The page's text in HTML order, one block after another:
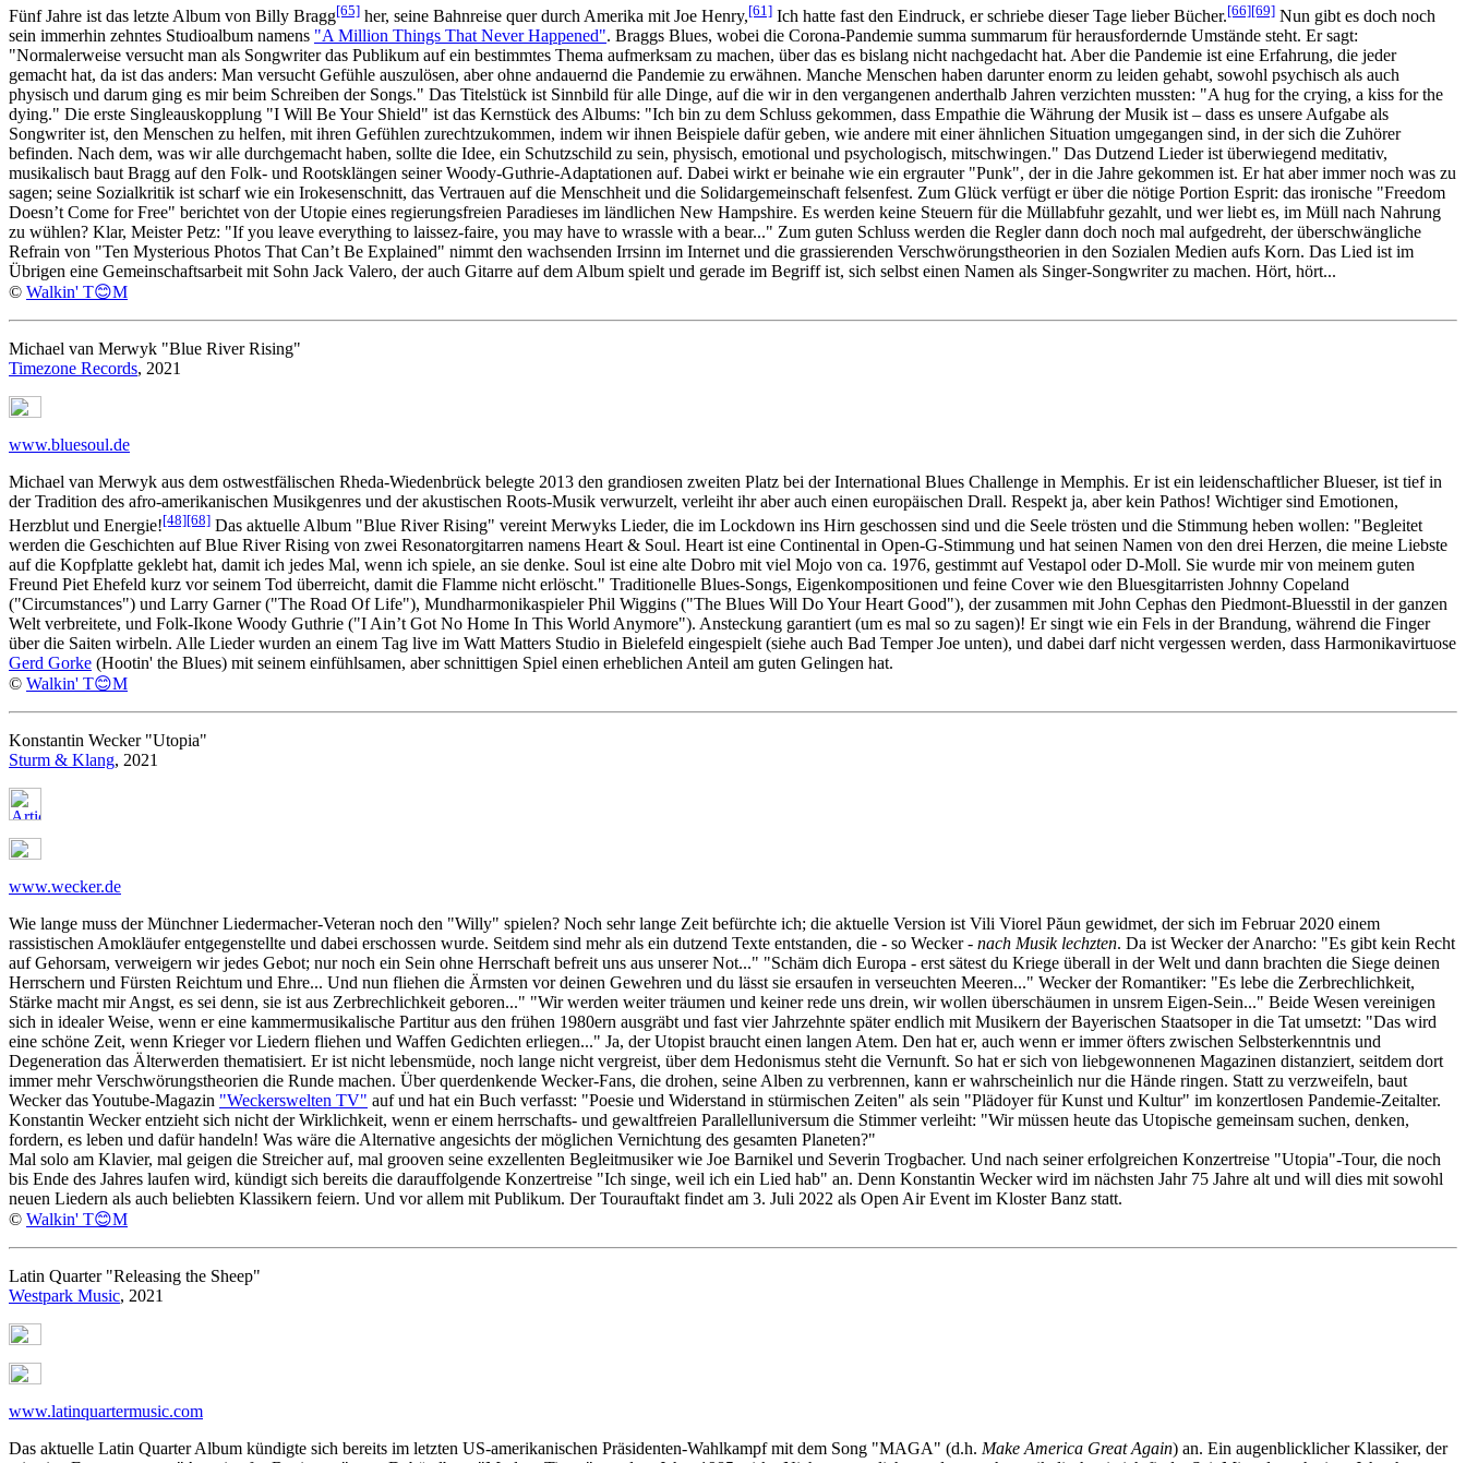
Fünf Jahre ist das letzte Album von Billy Bragg[65] her, seine Bahnreise quer durch Amerika mit Joe Henry,[61] Ich hatte fast den Eindruck, er schriebe dieser Tage lieber Bücher.[66][69] Nun gibt es doch noch
sein immerhin zehntes Studioalbum namens "A Million Things That Never Happened". Braggs Blues, wobei die Corona-Pandemie summa summarum für herausfordernde Umstände steht. Er sagt:
"Normalerweise versucht man als Songwriter das Publikum auf ein bestimmtes Thema aufmerksam zu machen, über das es bislang nicht nachgedacht hat. Aber die Pandemie ist eine Erfahrung, die jeder
gemacht hat, da ist das anders: Man versucht Gefühle auszulösen, aber ohne andauernd die Pandemie zu erwähnen. Manche Menschen haben darunter enorm zu leiden gehabt, sowohl psychisch als auch
physisch und darum ging es mir beim Schreiben der Songs." Das Titelstück ist Sinnbild für alle Dinge, auf die wir in den vergangenen anderthalb Jahren verzichten mussten: "A hug for the crying, a kiss for the
dying." Die erste Singleauskopplung "I Will Be Your Shield" ist das Kernstück des Albums: "Ich bin zu dem Schluss gekommen, dass Empathie die Währung der Musik ist – dass es unsere Aufgabe als
Songwriter ist, den Menschen zu helfen, mit ihren Gefühlen zurechtzukommen, indem wir ihnen Beispiele dafür geben, wie andere mit einer ähnlichen Situation umgegangen sind, in der sich die Zuhörer
befinden. Nach dem, was wir alle durchgemacht haben, sollte die Idee, ein Schutzschild zu sein, physisch, emotional und psychologisch, mitschwingen." Das Dutzend Lieder ist überwiegend meditativ,
musikalisch baut Bragg auf den Folk- und Rootsklängen seiner Woody-Guthrie-Adaptationen auf. Dabei wirkt er beinahe wie ein ergrauter "Punk", der in die Jahre gekommen ist. Er hat aber immer noch was zu
sagen; seine Sozialkritik ist scharf wie ein Irokesenschnitt, das Vertrauen auf die Menschheit und die Solidargemeinschaft felsenfest. Zum Glück verfügt er über die nötige Portion Esprit: das ironische "Freedom
Doesn’t Come for Free" berichtet von der Utopie eines regierungsfreien Paradieses im ländlichen New Hampshire. Es werden keine Steuern für die Müllabfuhr gezahlt, und wer liebt es, im Müll nach Nahrung
zu wühlen? Klar, Meister Petz: "If you leave everything to laissez-faire, you may have to wrassle with a bear..." Zum guten Schluss werden die Regler dann doch noch mal aufgedreht, der überschwängliche
Refrain von "Ten Mysterious Photos That Can’t Be Explained" nimmt den wachsenden Irrsinn im Internet und die grassierenden Verschwörungstheorien in den Sozialen Medien aufs Korn. Das Lied ist im
Übrigen eine Gemeinschaftsarbeit mit Sohn Jack Valero, der auch Gitarre auf dem Album spielt und gerade im Begriff ist, sich selbst einen Namen als Singer-Songwriter zu machen. Hört, hört...
© Walkin' T😊M
Michael van Merwyk "Blue River Rising"
Timezone Records, 2021
www.bluesoul.de
Michael van Merwyk aus dem ostwestfälischen Rheda-Wiedenbrück belegte 2013 den grandiosen zweiten Platz bei der International Blues Challenge in Memphis. Er ist ein leidenschaftlicher Blueser, ist tief in
der Tradition des afro-amerikanischen Musikgenres und der akustischen Roots-Musik verwurzelt, verleiht ihr aber auch einen europäischen Drall. Respekt ja, aber kein Pathos! Wichtiger sind Emotionen,
Herzblut und Energie![48][68] Das aktuelle Album "Blue River Rising" vereint Merwyks Lieder, die im Lockdown ins Hirn geschossen sind und die Seele trösten und die Stimmung heben wollen: "Begleitet
werden die Geschichten auf Blue River Rising von zwei Resonatorgitarren namens Heart & Soul. Heart ist eine Continental in Open-G-Stimmung und hat seinen Namen von den drei Herzen, die meine Liebste
auf die Kopfplatte geklebt hat, damit ich jedes Mal, wenn ich spiele, an sie denke. Soul ist eine alte Dobro mit viel Mojo von ca. 1976, gestimmt auf Vestapol oder D-Moll. Sie wurde mir von meinem guten
Freund Piet Ehefeld kurz vor seinem Tod überreicht, damit die Flamme nicht erlöscht." Traditionelle Blues-Songs, Eigenkompositionen und feine Cover wie den Bluesgitarristen Johnny Copeland
("Circumstances") und Larry Garner ("The Road Of Life"), Mundharmonikaspieler Phil Wiggins ("The Blues Will Do Your Heart Good"), der zusammen mit John Cephas den Piedmont-Bluesstil in der ganzen
Welt verbreitete, und Folk-Ikone Woody Guthrie ("I Ain’t Got No Home In This World Anymore"). Ansteckung garantiert (um es mal so zu sagen)! Er singt wie ein Fels in der Brandung, während die Finger
über die Saiten wirbeln. Alle Lieder wurden an einem Tag live im Watt Matters Studio in Bielefeld eingespielt (siehe auch Bad Temper Joe unten), und dabei darf nicht vergessen werden, dass Harmonikavirtuose
Gerd Gorke (Hootin' the Blues) mit seinem einfühlsamen, aber schnittigen Spiel einen erheblichen Anteil am guten Gelingen hat.
© Walkin' T😊M
Konstantin Wecker "Utopia"
Sturm & Klang, 2021
www.wecker.de
Wie lange muss der Münchner Liedermacher-Veteran noch den "Willy" spielen? Noch sehr lange Zeit befürchte ich; die aktuelle Version ist Vili Viorel Păun gewidmet, der sich im Februar 2020 einem
rassistischen Amokläufer entgegenstellte und dabei erschossen wurde. Seitdem sind mehr als ein dutzend Texte entstanden, die - so Wecker - nach Musik lechzten. Da ist Wecker der Anarcho: "Es gibt kein Recht
auf Gehorsam, verweigern wir jedes Gebot; nur noch ein Sein ohne Herrschaft befreit uns aus unserer Not..." "Schäm dich Europa - erst sätest du Kriege überall in der Welt und dann brachten die Siege deinen
Herrschern und Fürsten Reichtum und Ehre... Und nun fliehen die Ärmsten vor deinen Gewehren und du lässt sie ersaufen in verseuchten Meeren..." Wecker der Romantiker: "Es lebe die Zerbrechlichkeit,
Stärke macht mir Angst, es sei denn, sie ist aus Zerbrechlichkeit geboren..." "Wir werden weiter träumen und keiner rede uns drein, wir wollen überschäumen in unsrem Eigen-Sein..." Beide Wesen vereinigen
sich in idealer Weise, wenn er eine kammermusikalische Partitur aus den frühen 1980ern ausgräbt und fast vier Jahrzehnte später endlich mit Musikern der Bayerischen Staatsoper in die Tat umsetzt: "Das wird
eine schöne Zeit, wenn Krieger vor Liedern fliehen und Waffen Gedichten erliegen..." Ja, der Utopist braucht einen langen Atem. Den hat er, auch wenn er immer öfters zwischen Selbsterkenntnis und
Degeneration das Älterwerden thematisiert. Er ist nicht lebensmüde, noch lange nicht vergreist, über dem Hedonismus steht die Vernunft. So hat er sich von liebgewonnenen Magazinen distanziert, seitdem dort
immer mehr Verschwörungstheorien die Runde machen. Über querdenkende Wecker-Fans, die drohen, seine Alben zu verbrennen, kann er wahrscheinlich nur die Hände ringen. Statt zu verzweifeln, baut
Wecker das Youtube-Magazin "Weckerswelten TV" auf und hat ein Buch verfasst: "Poesie und Widerstand in stürmischen Zeiten" als sein "Plädoyer für Kunst und Kultur" im konzertlosen Pandemie-Zeitalter.
Konstantin Wecker entzieht sich nicht der Wirklichkeit, wenn er einem herrschafts- und gewaltfreien Parallelluniversum die Stimmer verleiht: "Wir müssen heute das Utopische gemeinsam suchen, denken,
fordern, es leben und dafür handeln! Was wäre die Alternative angesichts der möglichen Vernichtung des gesamten Planeten?"
Mal solo am Klavier, mal geigen die Streicher auf, mal grooven seine exzellenten Begleitmusiker wie Joe Barnikel und Severin Trogbacher. Und nach seiner erfolgreichen Konzertreise "Utopia"-Tour, die noch
bis Ende des Jahres laufen wird, kündigt sich bereits die darauffolgende Konzertreise "Ich singe, weil ich ein Lied hab" an. Denn Konstantin Wecker wird im nächsten Jahr 75 Jahre alt und will dies mit sowohl
neuen Liedern als auch beliebten Klassikern feiern. Und vor allem mit Publikum. Der Tourauftakt findet am 3. Juli 2022 als Open Air Event im Kloster Banz statt.
© Walkin' T😊M
Latin Quarter "Releasing the Sheep"
Westpark Music, 2021
www.latinquartermusic.com
Das aktuelle Latin Quarter Album kündigte sich bereits im letzten US-amerikanischen Präsidenten-Wahlkampf mit dem Song "MAGA" (d.h. Make America Great Again) an. Ein augenblicklicher Klassiker, der